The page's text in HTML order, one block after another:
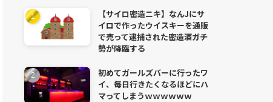
【サイロ密造ニキ】なんJにサ
イロで作ったウイスキーを通販
で売って逮捕された密造酒ガチ
勢が降臨する
初めてガールズバーに行ったワ
イ、毎日行きたくなるほどにハ
マってしまうｗｗｗｗｗｗ